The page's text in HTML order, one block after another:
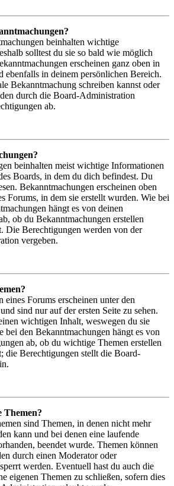
beinhalten wichtige
solltest du sie so bald wie möglich
erscheinen ganz oben in
ebenfalls in deinem persönlichen Bereich.
Bekanntmachung schreiben kannst oder
durch die Board-Administration
ab.
beinhalten meist wichtige Informationen
Boards, in dem du dich befindest. Du
Bekanntmachungen erscheinen oben
Forums, in dem sie erstellt wurden. Wie bei
hängt es von deinen
ob du Bekanntmachungen erstellen
Die Berechtigungen werden von der
vergeben.
eines Forums erscheinen unter den
sind nur auf der ersten Seite zu sehen.
wichtigen Inhalt, weswegen du sie
bei den Bekanntmachungen hängt es von
ab, ob du wichtige Themen erstellen
die Berechtigungen stellt die Board-
Themen?
sind Themen, in denen nicht mehr
kann und bei denen eine laufende
beendet wurde. Themen können
durch einen Moderator oder
werden. Eventuell hast du auch die
eigenen Themen zu schließen, sofern dies